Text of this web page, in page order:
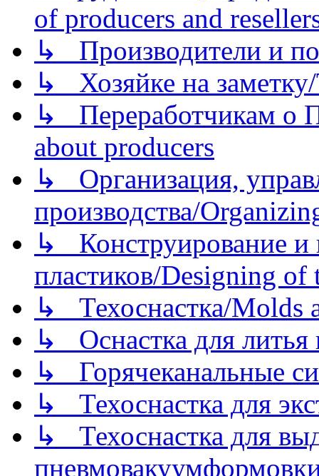
of producers and
↳ Производители и
↳ Хозяйке на
↳ Переработчикам о
about producers
↳ Организация,
производства/
↳ Конструирование и
пластиков/Designing of
↳ Техоснастка/Molds
↳ Оснастка для литья
↳ Горячеканальные
↳ Техоснастка для
↳ Техоснастка для